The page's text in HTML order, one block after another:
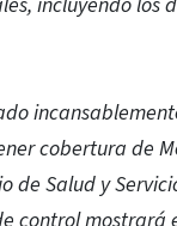
cobertura de
de Salud y